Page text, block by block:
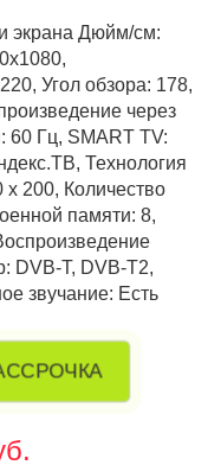
экрана Дюйм/см:
Угол обзора: 178,
через
60 Гц, SMART TV:
Технология
200, Количество
памяти: 8,
DVB-T, DVB-T2,
звучание: Есть